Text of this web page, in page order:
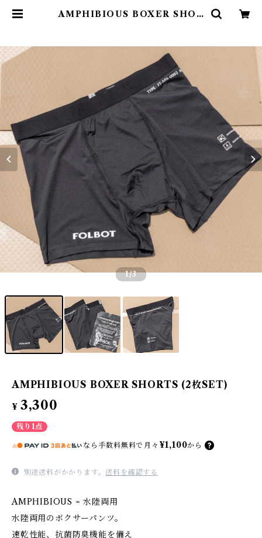
AMPHIBIOUS BOXER SHOR
1/3
AMPHIBIOUS BOXER SHORTS (2枚SET)
¥ 3,300
残り1点
なら 手数料無料で 月々 ¥1,100から
別途送料がかかります。送料を確認する
AMPHIBIOUS = 水陸両用
水陸両用のボクサーパンツ。
速乾性能、抗菌防臭機能を備え